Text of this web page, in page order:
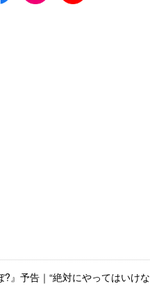
』予告｜“絶対にやってはいけな